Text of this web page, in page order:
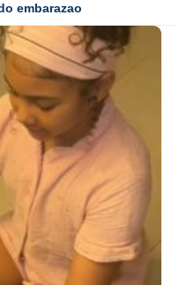
embarazao